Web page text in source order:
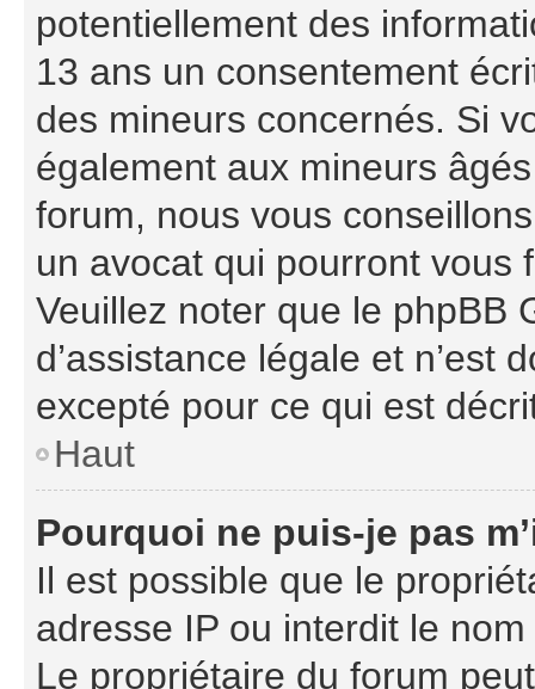
potentiellement des
13 ans un consentement
des mineurs concernés. Si
également aux mineurs
forum, nous vous
un avocat qui pourront vous
Veuillez noter que le phpBB
d’assistance légale et n’est
excepté pour ce qui est
Haut
Pourquoi ne puis-je pas
Il est possible que le
adresse IP ou interdit le
Le propriétaire du forum